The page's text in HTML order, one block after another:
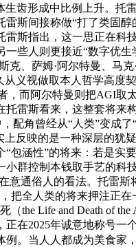
齿形成中比例上升。
斯间接称做“打了类固
雷斯指出，这一思正在
些人则更接近“数字优
克、萨姆·阿尔特曼、马
义视做取本人哲学高度
，而阿尔特曼则把AGI
雷斯看来，这整套将来
配角曾经从“人类”变成
反映的是一种深层的犹
包涵性”的将来：若是
群控制本钱取手艺的科
意通俗人的看法。托雷
把全人类的将来押注正
the Life and Death of
在2025年诚意地称号
。当人人都成为美食家